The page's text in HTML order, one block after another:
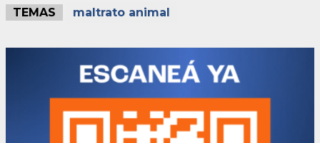
TEMAS maltrato animal